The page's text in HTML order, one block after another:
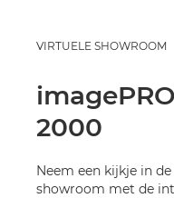
VIRTUELE SHOWROOM
2000
Neem een kijkje in
showroom met de